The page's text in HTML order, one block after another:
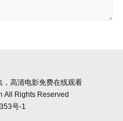
高清电影免费在线观看
All Rights Reserved
号-1